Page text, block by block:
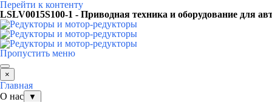
Перейти к контенту
LSLV0015S100-1 - Приводная техника и оборудование для
Пропустить меню
×
Главная
О нас
▼